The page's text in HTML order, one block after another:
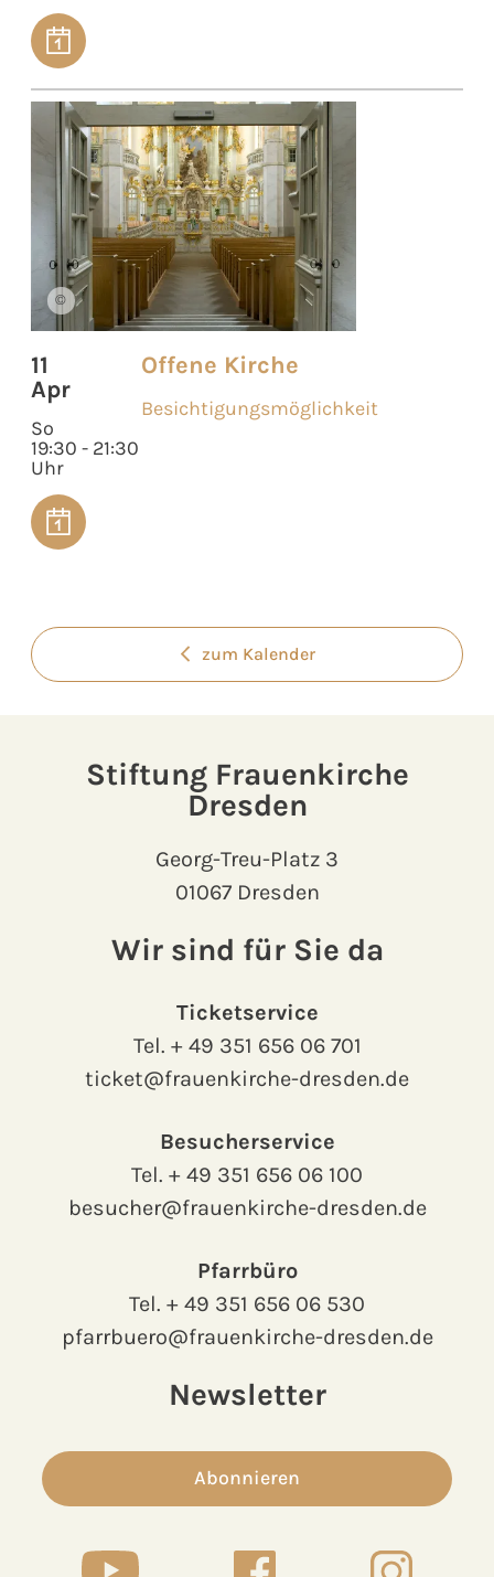
©
11
Apr
So
19:30 - 21:30
Uhr
Offene Kirche
Besichtigungsmöglichkeit
zum Kalender
Stiftung Frauenkirche
Dresden
Georg-Treu-Platz 3
01067 Dresden
Wir sind für Sie da
Ticketservice
Tel. + 49 351 656 06 701
ticket@frauenkirche-dresden.de
Besucherservice
Tel. + 49 351 656 06 100
besucher@frauenkirche-dresden.de
Pfarrbüro
Tel. + 49 351 656 06 530
pfarrbuero@frauenkirche-dresden.de
Newsletter
Abonnieren